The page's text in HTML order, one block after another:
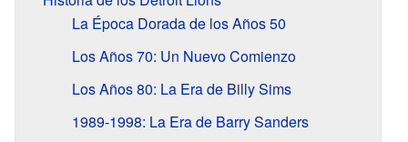
La Época Dorada de los Años 50
Los Años 70: Un Nuevo Comienzo
Los Años 80: La Era de Billy Sims
1989-1998: La Era de Barry Sanders